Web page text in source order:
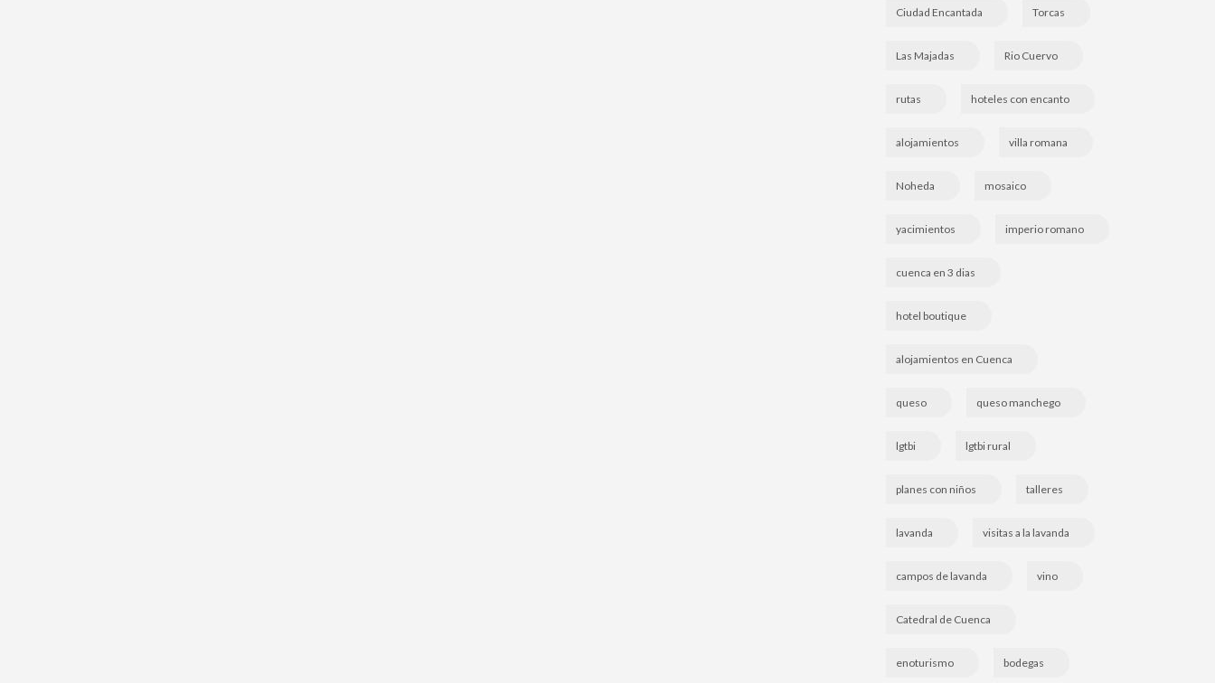
Ciudad Encantada Torcas
Las Majadas Rio Cuervo
rutas hoteles con encanto
alojamientos villa romana
Noheda mosaico
yacimientos imperio romano
cuenca en 3 dias
hotel boutique
alojamientos en Cuenca
queso queso manchego
lgtbi lgtbi rural
planes con niños talleres
lavanda visitas a la lavanda
campos de lavanda vino
Catedral de Cuenca
enoturismo bodegas